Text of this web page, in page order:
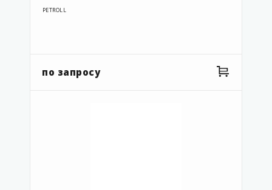
PETROLL
по запросу